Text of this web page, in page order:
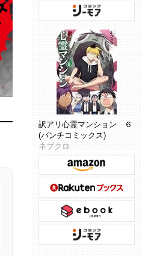
訳アリ心霊マンション ６
(バンチコミックス)
ネブクロ